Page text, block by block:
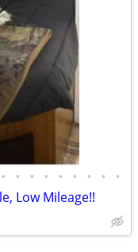
• • • • • • • • •
Low Mileage!!